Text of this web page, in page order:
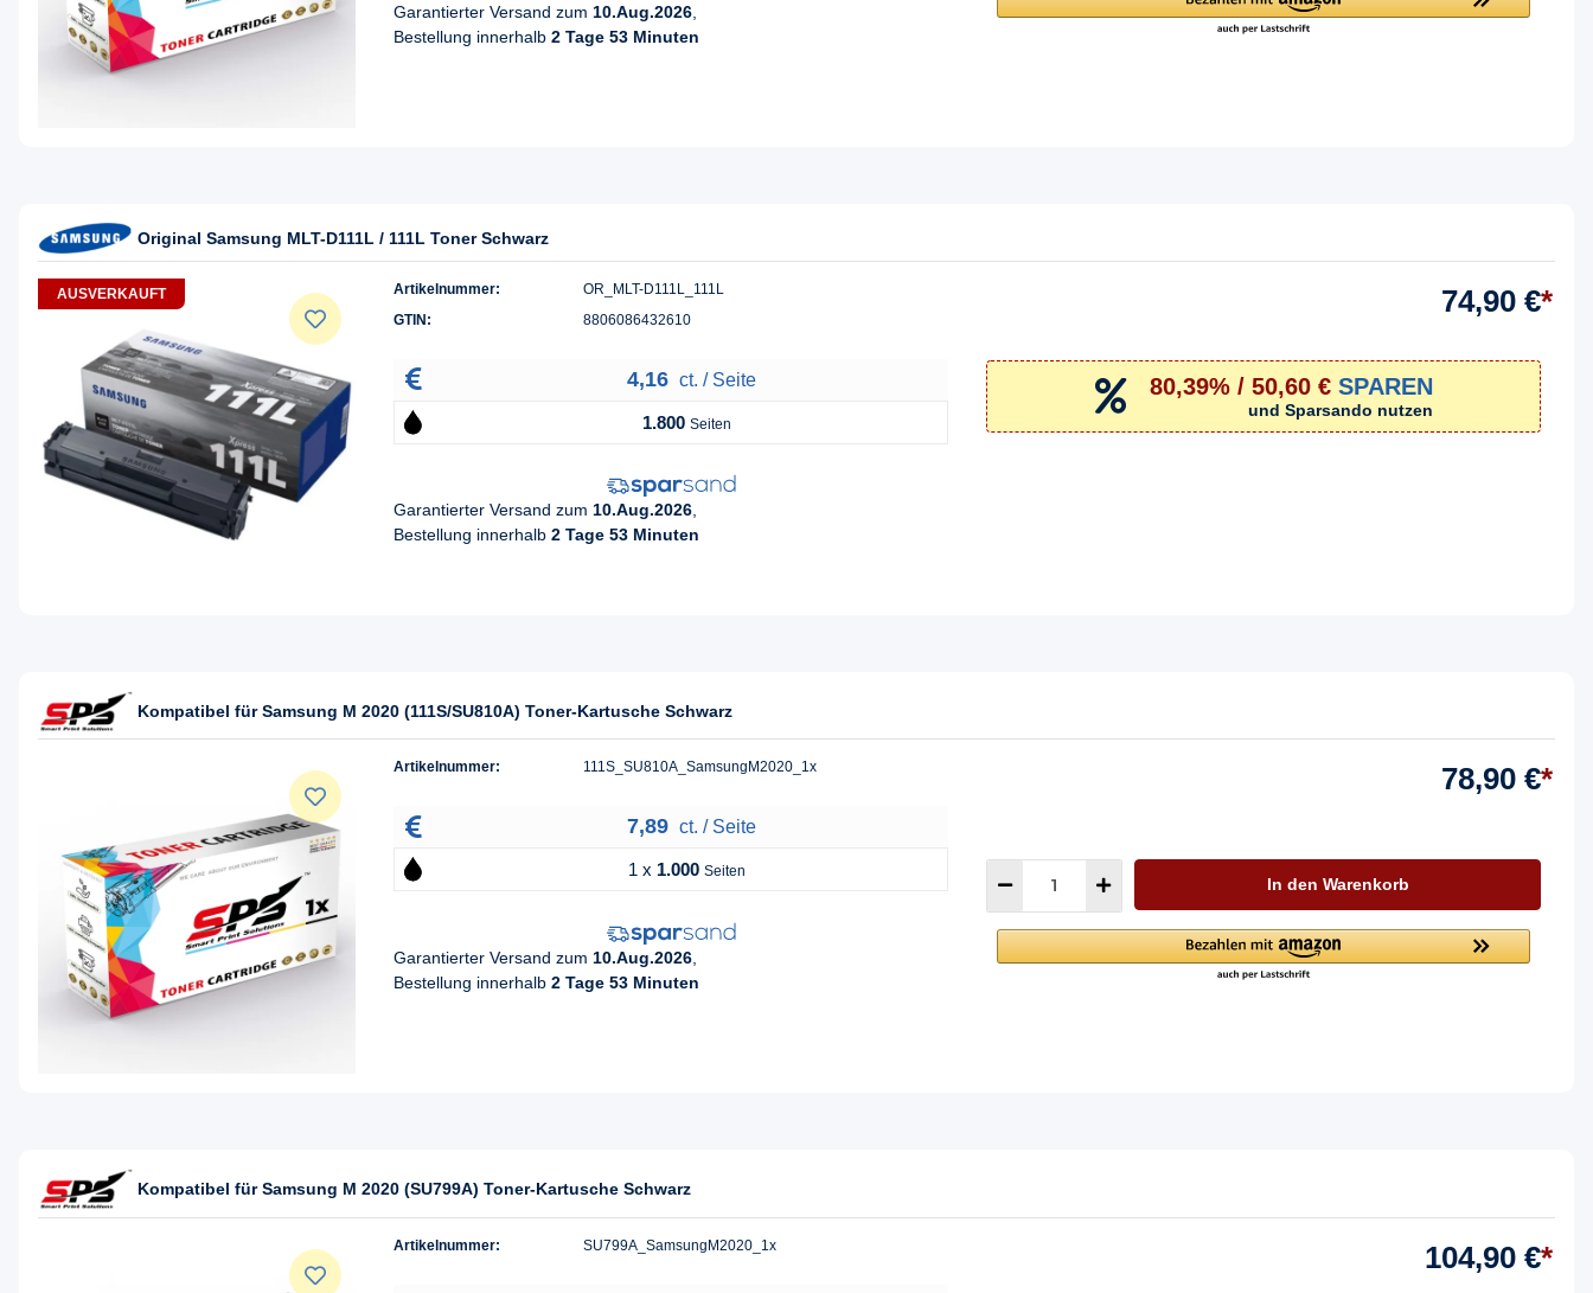
Garantierter Versand zum 10.Aug.2026
Bestellung innerhalb 2 Tage 53 Minuten
Original Samsung MLT-D111L / 111L Toner Schwarz
AUSVERKAUFT Artikelnummer:
OR_MLT-D111L_111L
GTIN:
8806086432610
4,16 ct. / Seite
1.800 Seiten
Garantierter Versand zum 10.Aug.2026
Bestellung innerhalb 2 Tage 53 Minuten
74,90 €*
80,39% / 50,60 € SPAREN
und Sparsando nutzen
Kompatibel für Samsung M 2020 (111S/SU810A) Toner-Kartusche Schwarz
Artikelnummer: 111S_SU810A_SamsungM2020_1x
7,89 ct. / Seite
1 x 1.000 Seiten
Garantierter Versand zum 10.Aug.2026
Bestellung innerhalb 2 Tage 53 Minuten
78,90 €*
In den Warenkorb
Kompatibel für Samsung M 2020 (SU799A) Toner-Kartusche Schwarz
Artikelnummer: SU799A_SamsungM2020_1x 104,90 €*